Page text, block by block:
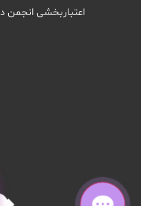
اعتباربخشی انجمن